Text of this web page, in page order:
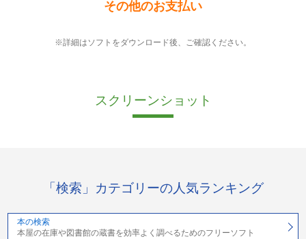
その他のお支払い
※詳細はソフトをダウンロード後、ご確認ください。
スクリーンショット
「検索」カテゴリーの人気ランキング
本の検索
本屋の在庫や図書館の蔵書を効率よく調べるためのフリーソフト